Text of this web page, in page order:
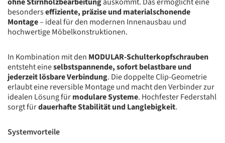
besonderseffiziente, präzise und materialschonende
Montage– ideal für den modernen Innenausbau und
hochwertige Möbelkonstruktionen.
In Kombination mit den MODULAR-Schulterkopfschrauben
entsteht eineselbstspannende, sofort belastbare und
jederzeit lösbare Verbindung. Die doppelte Clip-Geometrie
erlaubt eine reversible Montage und macht den Verbinder zur
idealen Lösung fürmodulare Systeme. Hochfester Federstahl
sorgt fürdauerhafte Stabilität und Langlebigkeit.
Systemvorteile